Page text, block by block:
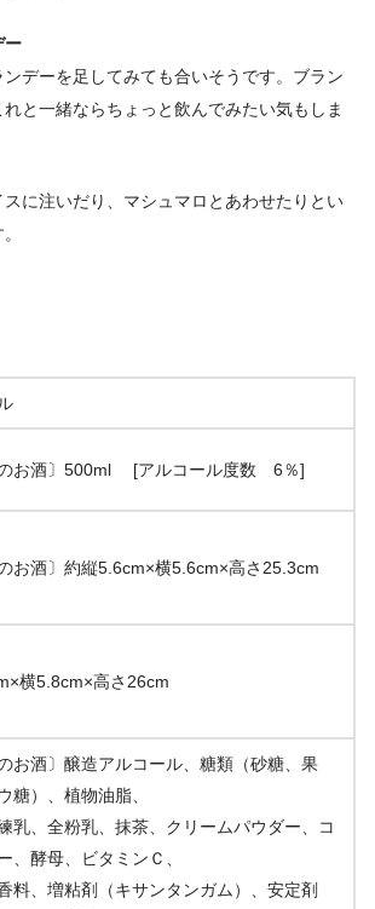
ー
デーを足してみても合いそうです。ブラン
と一緒ならちょっと飲んでみたい気もしま
に注いだり、マシュマロとあわせたりとい
のお酒〕500ml [アルコール度数 6％]
のお酒〕約縦5.6cm×横5.6cm×高さ25.3cm
横5.8cm×高さ26cm
のお酒〕醸造アルコール、糖類（砂糖、果
糖）、植物油脂、
乳、全粉乳、抹茶、クリームパウダー、コ
、酵母、ビタミンＣ、
料、増粘剤（キサンタンガム）、安定剤